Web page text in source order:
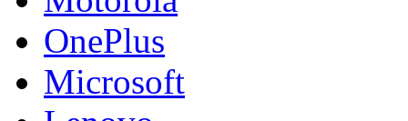
OnePlus
Microsoft